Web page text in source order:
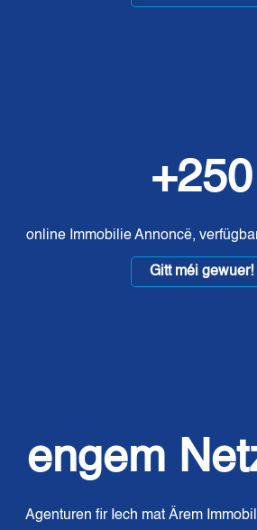
+250
online Immobilie Annoncë,
Gitt méi gewuer!
engem
Agenturen fir Iech mat Ärem